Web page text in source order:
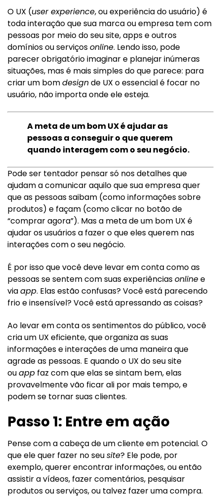
O UX (user experience, ou experiência do usuário) é
toda interação que sua marca ou empresa tem com
pessoas por meio do seu site, apps e outros
domínios ou serviçosonline. Lendo isso, pode
parecer obrigatório imaginar e planejar inúmeras
situações, mas é mais simples do que parece: para
criar um bomdesignde UX o essencial é focar no
usuário, não importa onde ele esteja.
A meta de um bom UX é ajudar as
pessoas a conseguir o que querem
quando interagem com o seu negócio.
Pode ser tentador pensar só nos detalhes que
ajudam a comunicar aquilo que sua empresa quer
que as pessoas saibam (como informações sobre
produtos) e façam (como clicar no botão de
“comprar agora”). Mas a meta de um bom UX é
ajudar os usuários a fazer o que eles querem nas
interações com o seu negócio.
É por isso que você deve levar em conta como as
pessoas se sentem com suas experiênciasonlinee
viaapp. Elas estão confusas? Você está parecendo
frio e insensível? Você está apressando as coisas?
Ao levar em conta os sentimentos do público, você
cria um UX eficiente, que organiza as suas
informações e interações de uma maneira que
agrade as pessoas. E quando o UX do seu site
ouapp faz com que elas se sintam bem, elas
provavelmente vão ficar ali por mais tempo, e
podem se tornar suas clientes.
Passo 1: Entre em ação
Pense com a cabeça de um cliente em potencial. O
que ele quer fazer no seusite? Ele pode, por
exemplo, querer encontrar informações, ou então
assistir a vídeos, fazer comentários, pesquisar
produtos ou serviços, ou talvez fazer uma compra.